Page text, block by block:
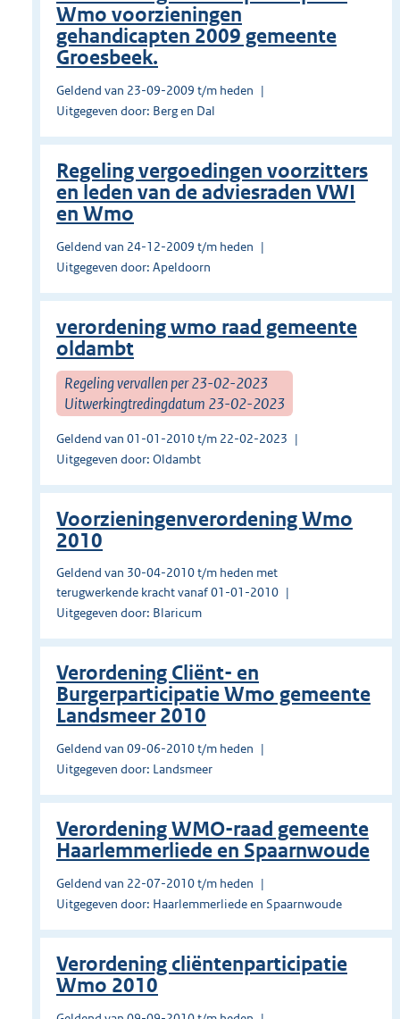
Wmo voorzieningen
gehandicapten 2009 gemeente
Groesbeek.
Geldend van 23-09-2009 t/m heden
Uitgegeven door: Berg en Dal
Regeling vergoedingen voorzitters
en leden van de adviesraden VWI
en Wmo
Geldend van 24-12-2009 t/m heden
Uitgegeven door: Apeldoorn
verordening wmo raad gemeente
oldambt
Regeling vervallen per 23-02-2023
Uitwerkingtredingdatum 23-02-2023
Geldend van 01-01-2010 t/m 22-02-2023
Uitgegeven door: Oldambt
Voorzieningenverordening Wmo
2010
Geldend van 30-04-2010 t/m heden met
terugwerkende kracht vanaf 01-01-2010
Uitgegeven door: Blaricum
Verordening Cliënt- en
Burgerparticipatie Wmo gemeente
Landsmeer 2010
Geldend van 09-06-2010 t/m heden
Uitgegeven door: Landsmeer
Verordening WMO-raad gemeente
Haarlemmerliede en Spaarnwoude
Geldend van 22-07-2010 t/m heden
Uitgegeven door: Haarlemmerliede en Spaarnwoude
Verordening cliëntenparticipatie
Wmo 2010